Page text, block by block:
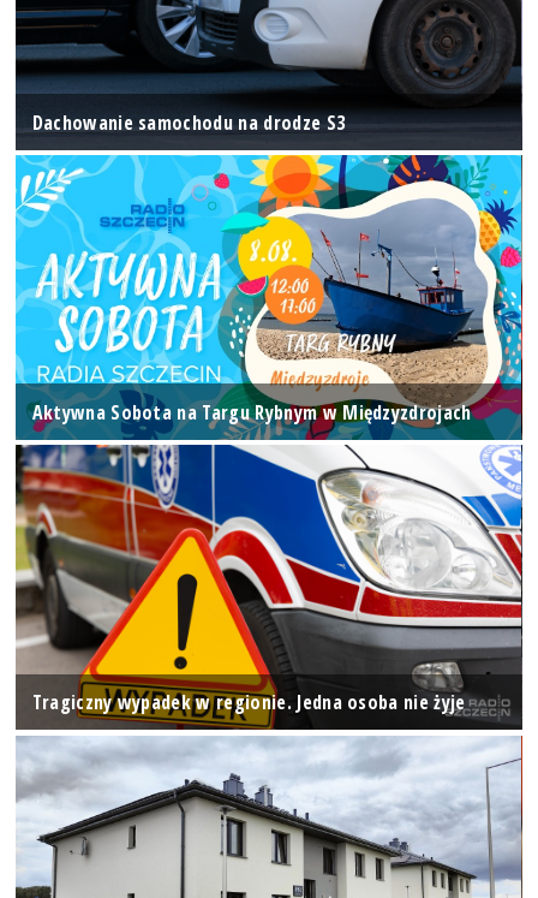
Dachowanie samochodu na drodze S3
Aktywna Sobota na Targu Rybnym w Międzyzdrojach
Tragiczny wypadek w regionie. Jedna osoba nie żyje